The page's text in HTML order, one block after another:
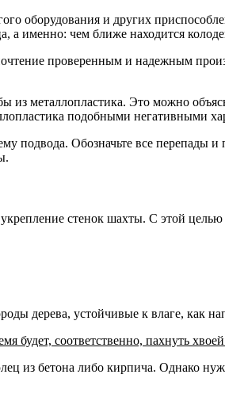
оборудования и других
а именно: чем ближе находится
проверенным и надежным
из металлопластика. Это можно
подобными негативными
подвода. Обозначьте все перепады
стенок шахты. С этой
дерева, устойчивые к влаге, как
будет, соответственно, пахнуть
из бетона либо кирпича. Однако